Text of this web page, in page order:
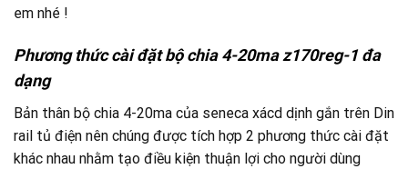
em nhé !
Phương thức cài đặt bộ chia 4-20ma z170reg-1 đa
dạng
Bản thân bộ chia 4-20ma của seneca xácd dịnh gắn trên Din
rail tủ điện nên chúng được tích hợp 2 phương thức cài đặt
khác nhau nhằm tạo điều kiện thuận lợi cho người dùng